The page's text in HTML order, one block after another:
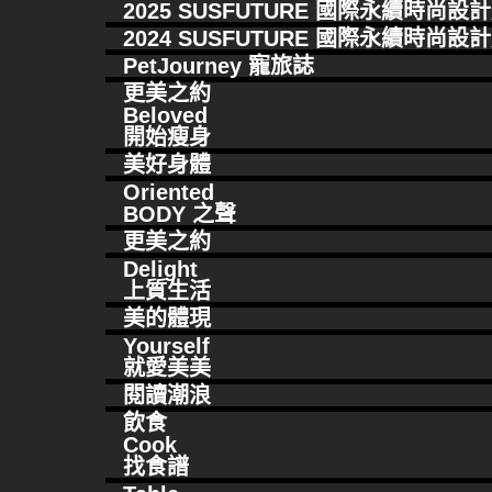
2025 SUSFUTURE 國際永續時尚設
2024 SUSFUTURE 國際永續時尚設
PetJourney 寵旅誌
更美之約
Beloved
開始瘦身
美好身體
Oriented
BODY 之聲
更美之約
Delight
上質生活
美的體現
Yourself
就愛美美
閱讀潮浪
飲食
Cook
找食譜